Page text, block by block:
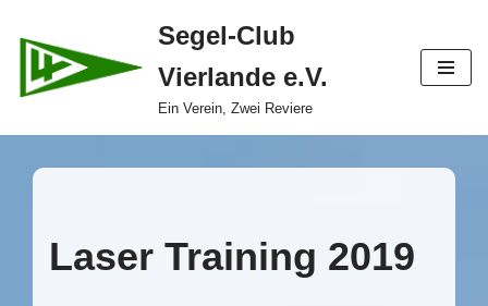
Zum
Inhalt
Segel-Club
Vierlande e.V.
Ein Verein, Zwei Reviere
Laser Training 2019